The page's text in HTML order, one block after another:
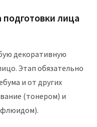
лица
декоративную
Этап обязательно
и от других
(тонером) и
флюидом).